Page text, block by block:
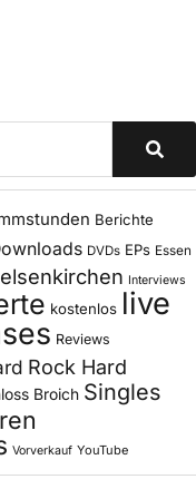
Berichte
DVDs EPs Essen
Interviews
kostenlos live
Reviews
Rock Hard
Broich Singles
Vorverkauf YouTube